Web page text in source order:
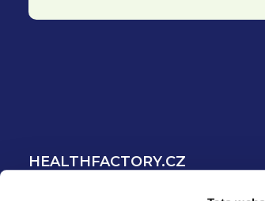
HEALTHFACTORY.CZ